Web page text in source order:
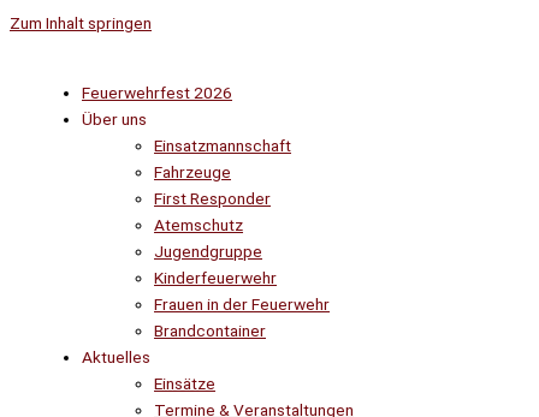
Zum Inhalt springen
Feuerwehrfest 2026
Über uns
Einsatzmannschaft
Fahrzeuge
First Responder
Atemschutz
Jugendgruppe
Kinderfeuerwehr
Frauen in der Feuerwehr
Brandcontainer
Aktuelles
Einsätze
Termine & Veranstaltungen